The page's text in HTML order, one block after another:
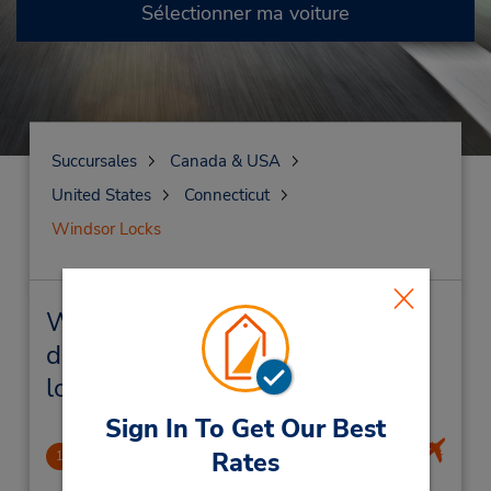
Sign In To Get Our Best
Rates
Sélectionner ma voiture
Succursales
Canada & USA
United States
Connecticut
Windsor Locks
Windsor Locks Succursales près
de chez vous et succursales de
location de véhicule
1 Bradley Intl Airport